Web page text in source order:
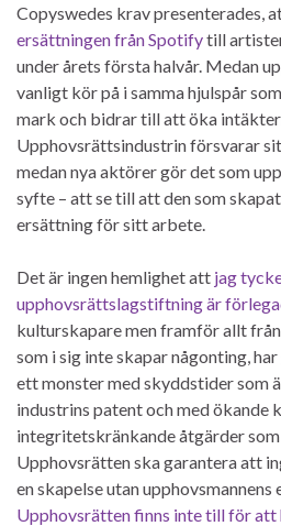
Copyswedes krav presenterades,
ersättningen från Spotifytill
under årets första halvår. Medan
vanligt kör på i samma hjulspår
mark och bidrar till att öka
Upphovsrättsindustrin försvarar
medan nya aktörer gör det som
syfte – att se till att den som
ersättning för sitt arbete.
Det är ingen hemlighet att jag
upphovsrättslagstiftning är
kulturskapare men framför allt
som i sig inte skapar någonting,
ett monster med skyddstider som
industrins patent och med ökande
integritetskränkande åtgärder
Upphovsrätten ska garantera att
en skapelse utan
Upphovsrätten finns inte till för